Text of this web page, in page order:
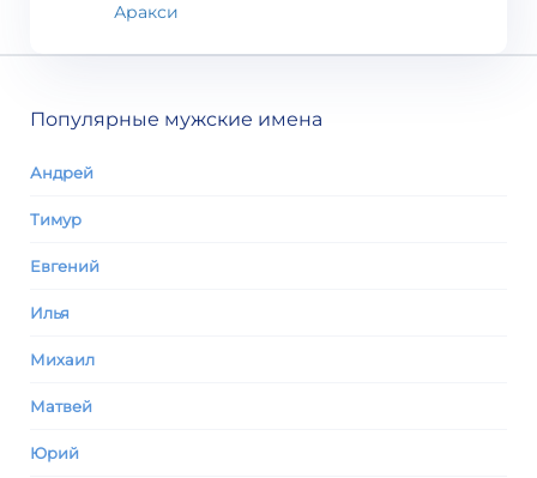
Аракси
Популярные мужские имена
Андрей
Тимур
Евгений
Илья
Михаил
Матвей
Юрий